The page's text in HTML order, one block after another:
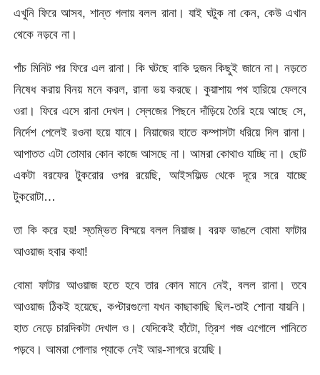
এখুনি ফিরে আসব, শান্ত গলায় বলল রানা। যাই ঘটুক না কেন, কেউ এখান
থেকে নড়বে না।
পাঁচ মিনিট পর ফিরে এল রানা। কি ঘটছে বাকি দুজন কিছুই জানে না। নড়তে
নিষেধ করায় বিনয় মনে করল, রানা ভয় করছে। কুয়াশায় পথ হারিয়ে ফেলবে
ওরা। ফিরে এসে রানা দেখল। স্লেজের পিছনে দাঁড়িয়ে তৈরি হয়ে আছে সে,
নির্দেশ পেলেই রওনা হয়ে যাবে। নিয়াজের হাতে কম্পাসটা ধরিয়ে দিল রানা।
আপাতত এটা তোমার কোন কাজে আসছে না। আমরা কোথাও যাচ্ছি না। ছোট
একটা বরফের টুকরোর ওপর রয়েছি, আইসফিল্ড থেকে দূরে সরে যাচ্ছে
টুকরোটা…
তা কি করে হয়! স্তম্ভিত বিস্ময়ে বলল নিয়াজ। বরফ ভাঙলে বোমা ফাটার
আওয়াজ হবার কথা!
বোমা ফাটার আওয়াজ হতে হবে তার কোন মানে নেই, বলল রানা। তবে
আওয়াজ ঠিকই হয়েছে, কপ্টারগুলো যখন কাছাকাছি ছিল-তাই শোনা যায়নি।
হাত নেড়ে চারদিকটা দেখাল ও। যেদিকেই হাঁটো, ত্রিশ গজ এগোলে পানিতে
পড়বে। আমরা পোলার প্যাকে নেই আর-সাগরে রয়েছি।